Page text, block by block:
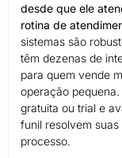
desde que ele
rotina de
sistemas são
têm dezenas de
para quem vende
operação
gratuita ou trial e
funil resolvem
processo.